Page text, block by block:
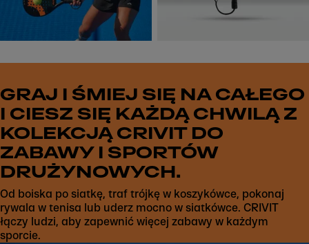
GRAJ I ŚMIEJ SIĘ NA CAŁEGO
I CIESZ SIĘ KAŻDĄ CHWILĄ Z
KOLEKCJĄ CRIVIT DO
ZABAWY I SPORTÓW
DRUŻYNOWYCH.
Od boiska po siatkę, traf trójkę w koszykówce, pokonaj
rywala w tenisa lub uderz mocno w siatkówce. CRIVIT
łączy ludzi, aby zapewnić więcej zabawy w każdym
sporcie.